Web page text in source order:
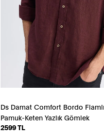
Ds Damat Comfort Bordo Flamlı
Pamuk-Keten Yazlık Gömlek
2599 TL